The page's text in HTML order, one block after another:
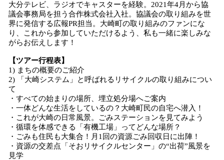
大分テレビ、ラジオでキャスターを経験。2021年4月から協
議会事務局を担う合作株式会社入社。協議会の取り組みを世
界に発信する広報PR担当。大崎町の取り組みのファンにな
り、これから参加していただけるよう、私も一緒に楽しみな
がらお伝えします！
【ツアー行程表】
1) まちの概要のご紹介
2) 「大崎システム」と呼ばれるリサイクルの取り組みについ
て
・すべての始まりの場所、埋立処分場へご案内
・一体どんな生活をしているの？大崎町民の自宅へ潜入！
・これが大崎の日常風景。ごみステーションを見てみよう
・循環を体感できる「有機工場」ってどんな場所？
・ごみも住民も大集合！月1回の資源ごみ回収日に出陣！
・資源の交差点「そおリサイクルセンター」の“出荷”風景を
見学